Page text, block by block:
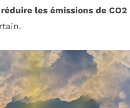
réduire les émissions de CO2